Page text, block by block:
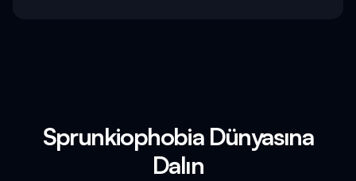
Sprunkiophobia Dünyasına
Dalın